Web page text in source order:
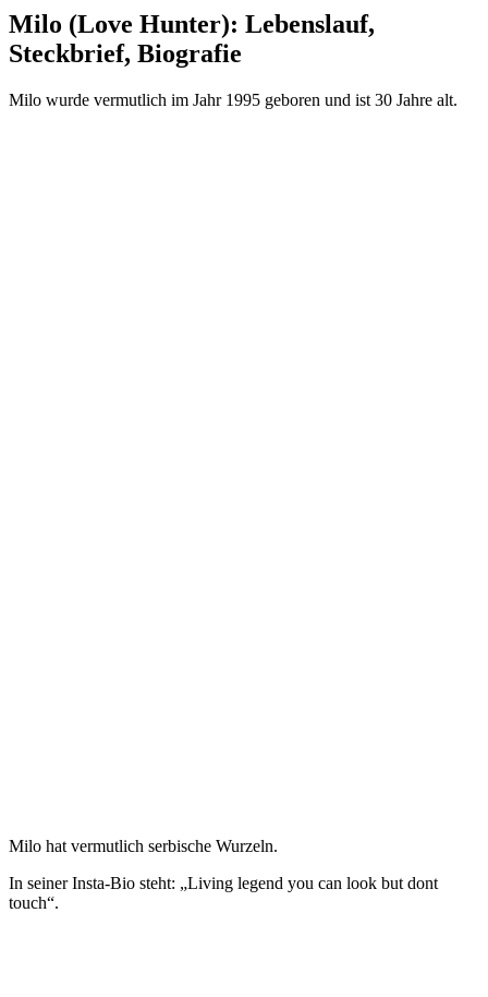
Milo (Love Hunter): Lebenslauf,
Steckbrief, Biografie
Milo wurde vermutlich im Jahr 1995 geboren und ist 30 Jahre alt.
Milo hat vermutlich serbische Wurzeln.
In seiner Insta-Bio steht: „Living legend you can look but dont
touch“.